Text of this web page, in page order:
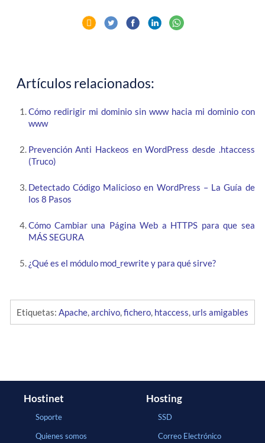
Artículos relacionados:
Cómo redirigir mi dominio sin www hacia mi dominio con
www
Prevención Anti Hackeos en WordPress desde .htaccess
(Truco)
Detectado Código Malicioso en WordPress – La Guía de
los 8 Pasos
Cómo Cambiar una Página Web a HTTPS para que sea
MÁS SEGURA
¿Qué es el módulo mod_rewrite y para qué sirve?
Etiquetas: Apache,archivo,fichero, htaccess, urls amigables
Hostinet
Soporte
Quienes somos
Hosting
SSD
Correo Electrónico